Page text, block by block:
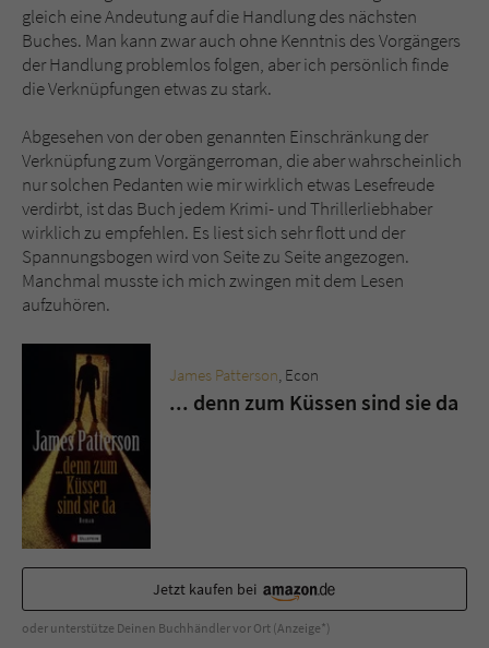
gleich eine Andeutung auf die Handlung des nächsten
Buches. Man kann zwar auch ohne Kenntnis des Vorgängers
der Handlung problemlos folgen, aber ich persönlich finde
die Verknüpfungen etwas zu stark.
Abgesehen von der oben genannten Einschränkung der
Verknüpfung zum Vorgängerroman, die aber wahrscheinlich
nur solchen Pedanten wie mir wirklich etwas Lesefreude
verdirbt, ist das Buch jedem Krimi- und Thrillerliebhaber
wirklich zu empfehlen. Es liest sich sehr flott und der
Spannungsbogen wird von Seite zu Seite angezogen.
Manchmal musste ich mich zwingen mit dem Lesen
aufzuhören.
James Patterson , Econ
... denn zum Küssen sind sie da
Jetzt kaufen bei
oder unterstütze Deinen Buchhändler vor Ort (Anzeige*)